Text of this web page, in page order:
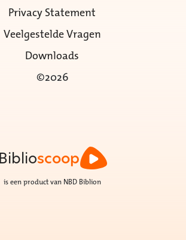
Privacy Statement
Veelgestelde Vragen
Downloads
©2026
Biblioscoop
is een product van NBD Biblion